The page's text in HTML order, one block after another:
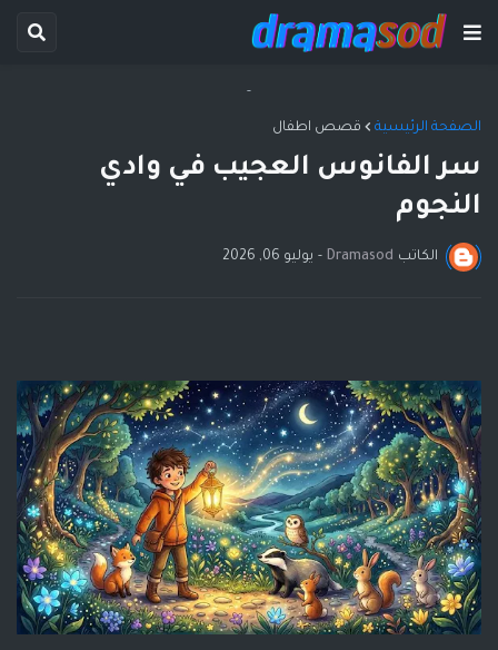
-
الصفحة الرئيسية قصص اطفال
سر الفانوس العجيب في وادي
النجوم
الكاتب Dramasod
- يوليو 06, 2026